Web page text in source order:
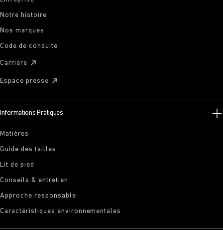
Notre histoire
Nos marques
Code de conduite
Carrière
Espace presse
Informations Pratiques
Matières
Guide des tailles
Lit de pied
Conseils & entretien
Approche responsable
Caractéristiques environnementales